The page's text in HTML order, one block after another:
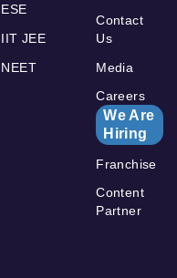
ESE
IIT JEE
NEET
Contact
Us
Media
Careers
We Are
Hiring
Franchise
Content
Partner